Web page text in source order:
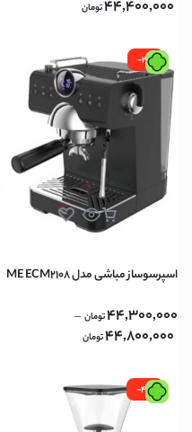
44,400,000تومان
-2%
اسپرسوساز مباشی مدل ME ECM2108
44,300,000تومان –
44,800,000تومان
-4%